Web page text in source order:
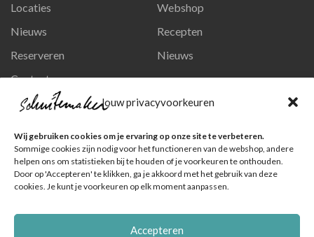
Jouw privacyvoorkeuren
Wij gebruiken cookies om je ervaring op onze site te verbeteren.
Sommige cookies zijn nodig voor het functioneren van de webshop, andere
helpen ons om statistieken bij te houden of je voorkeuren te onthouden.
Door op 'Accepteren' te klikken, ga je akkoord met het gebruik van deze
cookies. Je kunt je voorkeuren op elk moment aanpassen.
Accepteren
Locaties
Nieuws
Reserveren
Contact
Privacy en persoonsgegevens
Webshop
Recepten
Nieuws
Ga naar onze pagina
Volg ons op Instagram
Ga naar onze pagina